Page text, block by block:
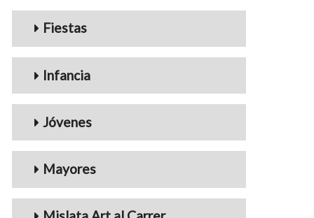
Fiestas
Infancia
Jóvenes
Mayores